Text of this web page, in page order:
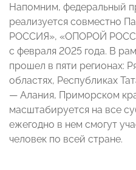
Напомним, федеральный
реализуется совместно
РОССИЯ», «ОПОРОЙ
с февраля 2025 года. В
прошел в пяти регионах:
областях, Республиках
— Алания, Приморском
масштабируется на все
ежегодно в нем смогут
человек по всей стране.